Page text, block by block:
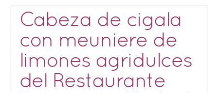
Cabeza de cigala
con meuniere de
limones agridulces
del Restaurante